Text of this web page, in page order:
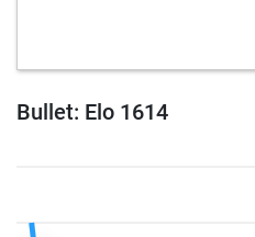
Bullet: Elo 1614